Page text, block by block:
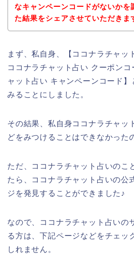
なキャンペーンコードがないかを
た結果をシェアさせていただきま
まず、私自身、【ココナラチャッ
ココナラチャット占い クーポン
ャット占い キャンペーンコード】
みることにしました。
その結果、私自身ココナラチャッ
どをみつけることはできなかった
ただ、ココナラチャット占いのこ
たら、ココナラチャット占いの公
ジを発見することができました♪
なので、ココナラチャット占いの
る方は、下記ページなどをチェッ
しれません。